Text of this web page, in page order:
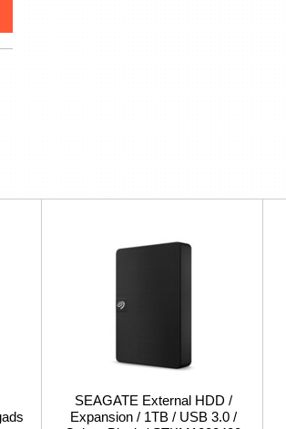
SEAGATE External HDD /
Expansion / 1TB / USB 3.0 /